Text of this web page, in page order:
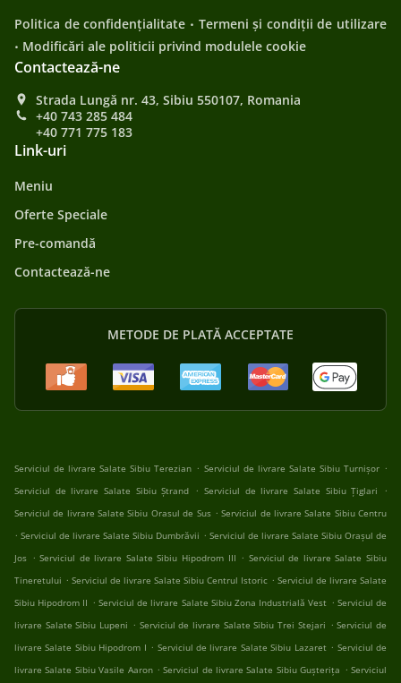
Politica de confidențialitate . Termeni și condiții de utilizare
. Modificări ale politicii privind modulele cookie
Contactează-ne
Strada Lungă nr. 43, Sibiu 550107, Romania
+40 743 285 484
+40 771 775 183
Link-uri
Meniu
Oferte Speciale
Pre-comandă
Contactează-ne
METODE DE PLATĂ ACCEPTATE
Serviciul de livrare Salate Sibiu Terezian . Serviciul de livrare Salate Sibiu Turnișor .
Serviciul de livrare Salate Sibiu Ștrand . Serviciul de livrare Salate Sibiu Țiglari
.
Serviciul de livrare Salate Sibiu Orasul de Sus . Serviciul de livrare Salate Sibiu Centru
. Serviciul de livrare Salate Sibiu Dumbrăvii . Serviciul de livrare Salate Sibiu Orașul de
Jos . Serviciul de livrare Salate Sibiu Hipodrom III . Serviciul de livrare Salate Sibiu
Tineretului . Serviciul de livrare Salate Sibiu Centrul Istoric . Serviciul de livrare Salate
Sibiu Hipodrom II . Serviciul de livrare Salate Sibiu Zona Industrială Vest . Serviciul de
livrare Salate Sibiu Lupeni . Serviciul de livrare Salate Sibiu Trei Stejari . Serviciul de
livrare Salate Sibiu Hipodrom I . Serviciul de livrare Salate Sibiu Lazaret . Serviciul de
livrare Salate Sibiu Vasile Aaron . Serviciul de livrare Salate Sibiu Gușterița . Serviciul